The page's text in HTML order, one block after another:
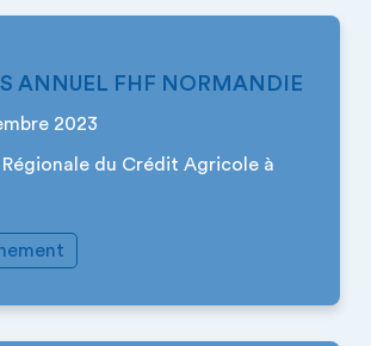
ANNUEL FHF NORMANDIE
2023
Régionale du Crédit Agricole à